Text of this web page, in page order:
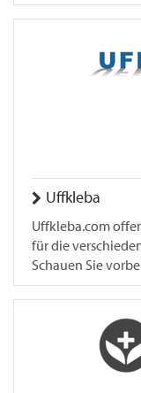
Uffkleba
Uffkleba.com
für die
Schauen Sie